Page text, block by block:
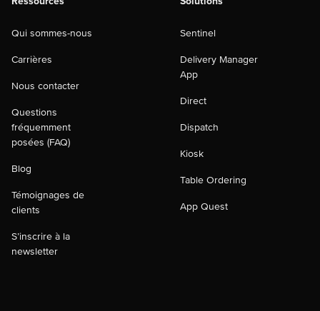
Qui sommes-nous
Carrières
Nous contacter
Questions
fréquemment
posées (FAQ)
Blog
Témoignages de
clients
S’inscrire à la
newsletter
Sentinel
Delivery Manager
App
Direct
Dispatch
Kiosk
Table Ordering
App Quest